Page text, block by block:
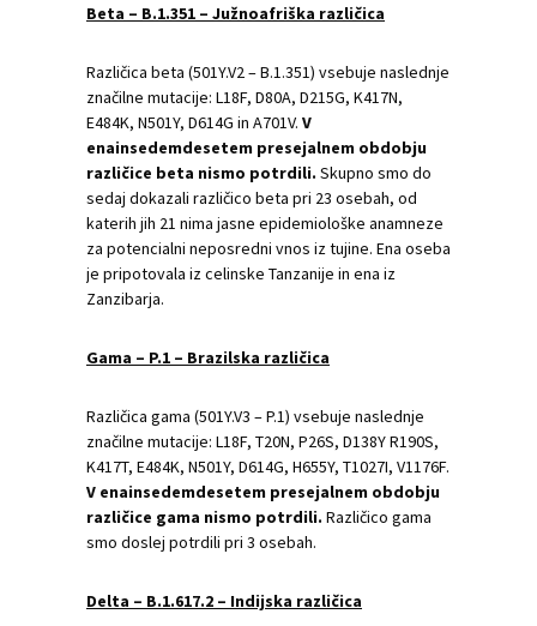
Beta – B.1.351 – Južnoafriška različica
Različica beta (501Y.V2 – B.1.351) vsebuje naslednje
značilne mutacije: L18F, D80A, D215G, K417N,
E484K, N501Y, D614G in A701V. V
enainsedemdesetem presejalnem obdobju
različice beta nismo potrdili. Skupno smo do
sedaj dokazali različico beta pri 23 osebah, od
katerih jih 21 nima jasne epidemiološke anamneze
za potencialni neposredni vnos iz tujine. Ena oseba
je pripotovala iz celinske Tanzanije in ena iz
Zanzibarja.
Gama – P.1 – Brazilska različica
Različica gama (501Y.V3 – P.1) vsebuje naslednje
značilne mutacije: L18F, T20N, P26S, D138Y R190S,
K417T, E484K, N501Y, D614G, H655Y, T1027I, V1176F.
V enainsedemdesetem presejalnem obdobju
različice gama nismo potrdili. Različico gama
smo doslej potrdili pri 3 osebah.
Delta – B.1.617.2 – Indijska različica